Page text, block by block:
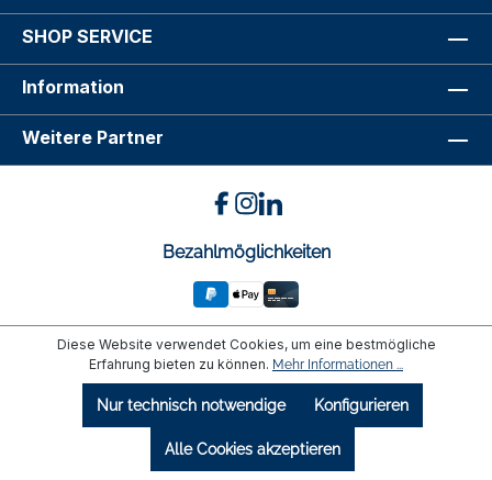
SHOP SERVICE
Information
Weitere Partner
Bezahlmöglichkeiten
Diese Website verwendet Cookies, um eine bestmögliche
Erfahrung bieten zu können. Mehr Informationen ...
Nur technisch notwendige Konfigurieren
Alle Cookies akzeptieren